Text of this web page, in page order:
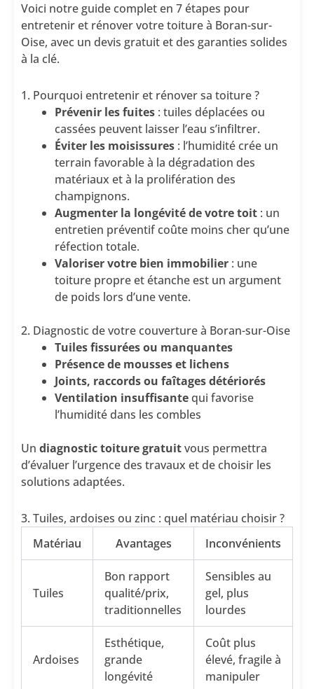
Voici notre guide complet en 7 étapes pour
entretenir et rénover votre toiture à Boran-sur-
Oise, avec un devis gratuit et des garanties solides
à la clé.
1. Pourquoi entretenir et rénover sa toiture ?
Prévenir les fuites : tuiles déplacées ou
cassées peuvent laisser l’eau s’infiltrer.
Éviter les moisissures : l’humidité crée un
terrain favorable à la dégradation des
matériaux et à la prolifération des
champignons.
Augmenter la longévité de votre toit : un
entretien préventif coûte moins cher qu’une
réfection totale.
Valoriser votre bien immobilier : une
toiture propre et étanche est un argument
de poids lors d’une vente.
2. Diagnostic de votre couverture à Boran-sur-Oise
Tuiles fissurées ou manquantes
Présence de mousses et lichens
Joints, raccords ou faîtages détériorés
Ventilation insuffisantequi favorise
l’humidité dans les combles
Un diagnostic toiture gratuitvous permettra
d’évaluer l’urgence des travaux et de choisir les
solutions adaptées.
3. Tuiles, ardoises ou zinc : quel matériau choisir ?
Matériau
Avantages Inconvénients
Tuiles
Bon rapport
qualité/prix,
traditionnelles
Sensibles au
gel, plus
lourdes
Ardoises
Esthétique,
grande
longévité
Coût plus
élevé, fragile à
manipuler